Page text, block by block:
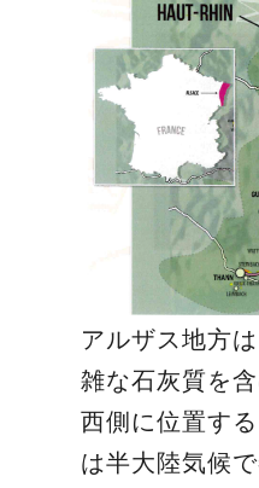
アルザス地方
雑な石灰質を
西側に位置す
は半大陸気候